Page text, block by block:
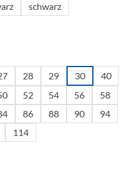
schwarz
28 29 30
40
52 54 56
58
86 88 90
94
114
den gewünschten